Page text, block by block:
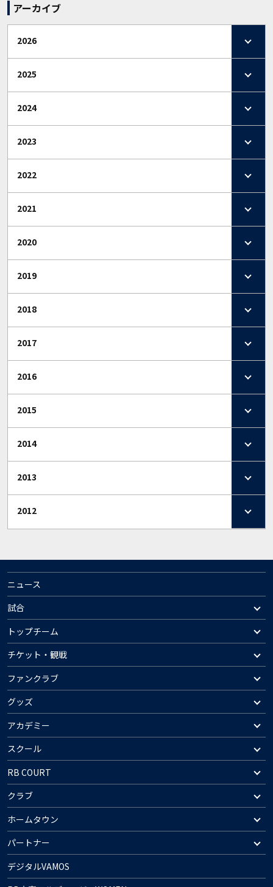
アーカイブ
2026
2025
2024
2023
2022
2021
2020
2019
2018
2017
2016
2015
2014
2013
2012
ニュース
試合
トップチーム
チケット・観戦
ファンクラブ
グッズ
アカデミー
スクール
RB COURT
クラブ
ホームタウン
パートナー
デジタルVAMOS